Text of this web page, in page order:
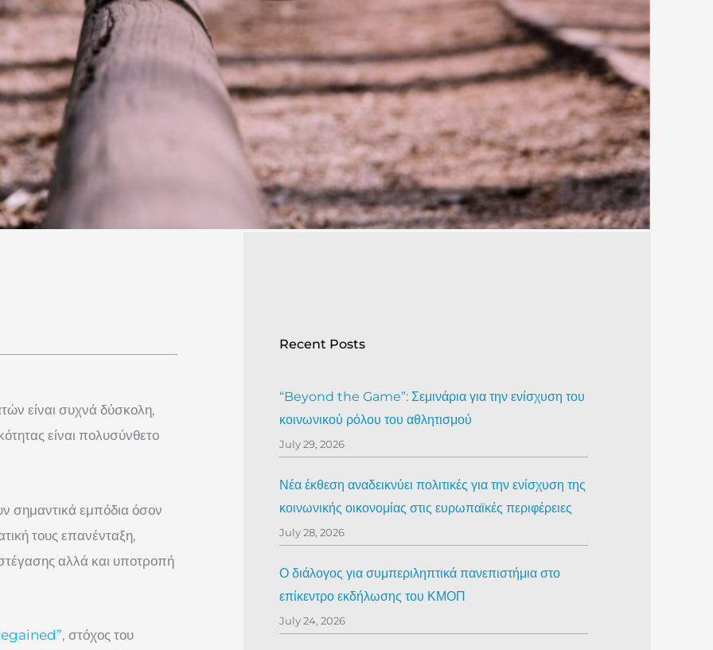
είναι συχνά δύσκολη,
είναι πολυσύνθετο
σημαντικά εμπόδια όσον
τους επανένταξη,
αλλά και υποτροπή
, στόχος του
Recent Posts
“Beyond the Game”: Σεμινάρια για την ενίσχυση του
κοινωνικού ρόλου του αθλητισμού
July 29, 2026
Νέα έκθεση αναδεικνύει πολιτικές για την ενίσχυση της
κοινωνικής οικονομίας στις ευρωπαϊκές περιφέρειες
July 28, 2026
Ο διάλογος για συμπεριληπτικά πανεπιστήμια στο
επίκεντρο εκδήλωσης του ΚΜΟΠ
July 24, 2026